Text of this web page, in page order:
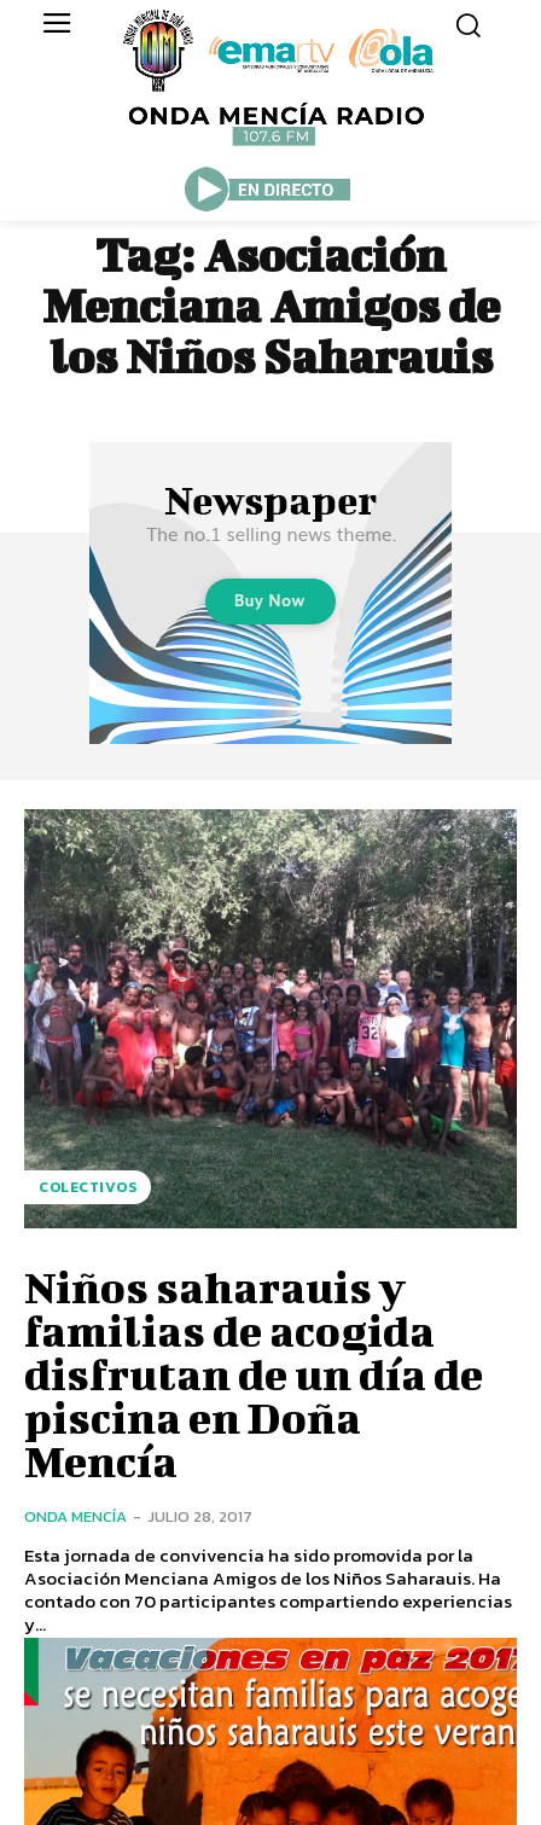
Tag:Asociación
Menciana Amigos de
los Niños Saharauis
COLECTIVOS
Niños saharauis y
familias de acogida
disfrutan de un día de
piscina en Doña
Mencía
ONDA MENCÍA - JULIO 28, 2017
Esta jornada de convivencia ha sido promovida por la
Asociación Menciana Amigos de los Niños Saharauis. Ha
contado con 70 participantes compartiendo experiencias
y...